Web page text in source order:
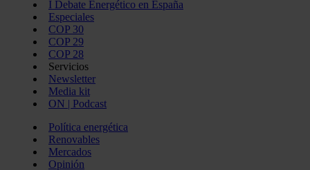
I Debate Energético en España
Especiales
COP 30
COP 29
COP 28
Servicios
Newsletter
Media kit
ON | Podcast
Política energética
Renovables
Mercados
Opinión